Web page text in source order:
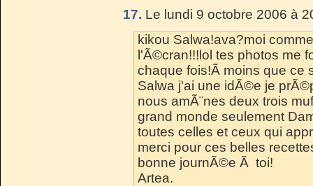
17. Le lundi 9 octobre 2006 à
kikou Salwa!ava?moi
l'Ã©cran!!!lol tes photos me
chaque fois!Ã moins que ce
Salwa j'ai une idÃ©e je
nous amÃ¨nes deux trois
grand monde seulement
toutes celles et ceux qui
merci pour ces belles
bonne journÃ©e Ã toi!
Artea.